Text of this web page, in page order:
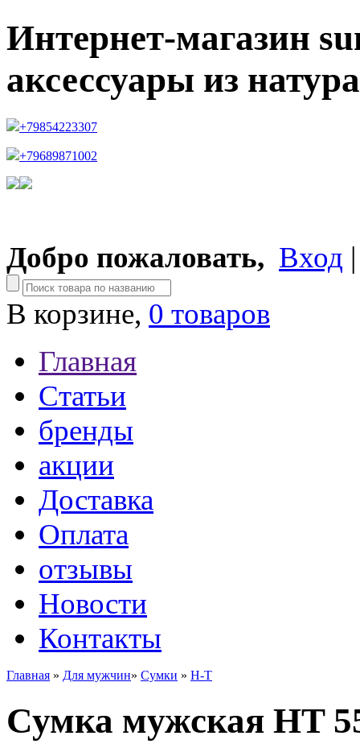
Интернет-магазин
аксессуары из
+79854223307
+79689871002
Добро пожаловать, Вход
В корзине, 0 товаров
Главная
Статьи
бренды
акции
Доставка
Оплата
отзывы
Новости
Контакты
Главная » Для мужчин» Сумки » H-T
Сумка мужская HT